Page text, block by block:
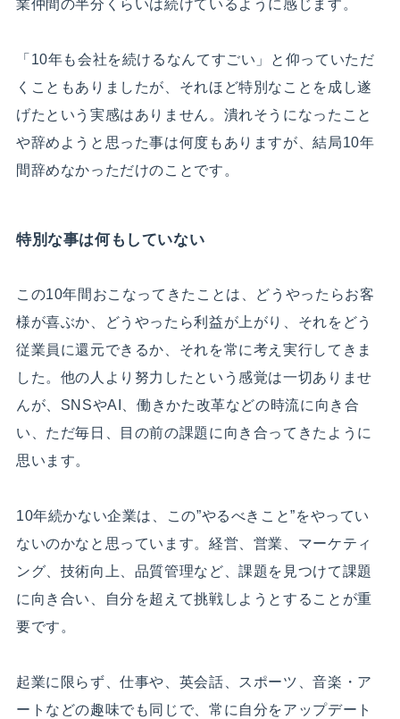
業仲間の半分くらいは続けているように感じます。
「10年も会社を続けるなんてすごい」と仰っていただ
くこともありましたが、それほど特別なことを成し遂
げたという実感はありません。潰れそうになったこと
や辞めようと思った事は何度もありますが、結局10年
間辞めなかっただけのことです。
特別な事は何もしていない
この10年間おこなってきたことは、どうやったらお客
様が喜ぶか、どうやったら利益が上がり、それをどう
従業員に還元できるか、それを常に考え実行してきま
した。他の人より努力したという感覚は一切ありませ
んが、SNSやAI、働きかた改革などの時流に向き合
い、ただ毎日、目の前の課題に向き合ってきたように
思います。
10年続かない企業は、この”やるべきこと”をやってい
ないのかなと思っています。経営、営業、マーケティ
ング、技術向上、品質管理など、課題を見つけて課題
に向き合い、自分を超えて挑戦しようとすることが重
要です。
起業に限らず、仕事や、英会話、スポーツ、音楽・ア
ートなどの趣味でも同じで、常に自分をアップデート